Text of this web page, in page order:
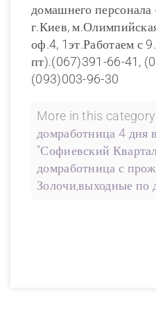
домашнего
г.Киев,
оф.4, 1эт.Работаем с
пт).(067)391-66-41,
(093)003-96-30
More in this
домработница 4
"Софиевский
домработница с
Золочи,выходные по